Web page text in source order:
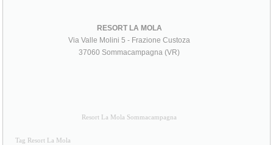
RESORT LA MOLA
Via Valle Molini 5 - Frazione Custoza
37060 Sommacampagna (VR)
Resort La Mola Sommacampagna
Tag Resort La Mola